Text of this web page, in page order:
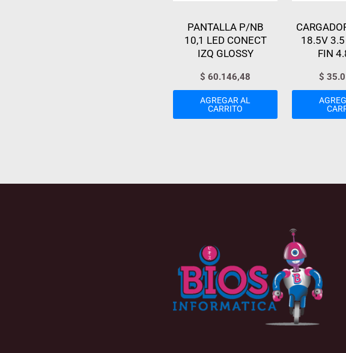
PANTALLA P/NB
10,1 LED CONECT
IZQ GLOSSY
$ 60.146,48
AGREGAR AL
CARRITO
18.5V
FIN
$